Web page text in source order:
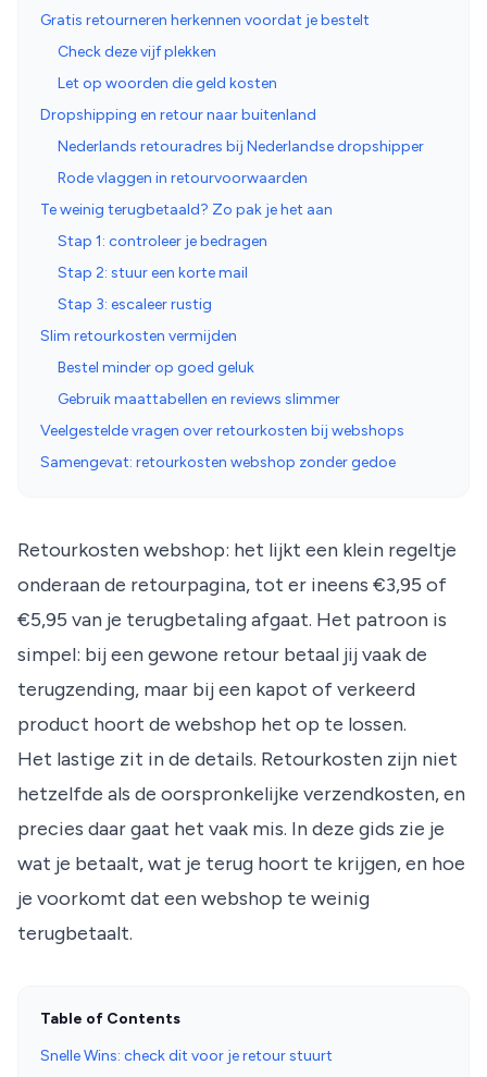
Gratis retourneren herkennen voordat je bestelt
Check deze vijf plekken
Let op woorden die geld kosten
Dropshipping en retour naar buitenland
Nederlands retouradres bij Nederlandse dropshipper
Rode vlaggen in retourvoorwaarden
Te weinig terugbetaald? Zo pak je het aan
Stap 1: controleer je bedragen
Stap 2: stuur een korte mail
Stap 3: escaleer rustig
Slim retourkosten vermijden
Bestel minder op goed geluk
Gebruik maattabellen en reviews slimmer
Veelgestelde vragen over retourkosten bij webshops
Samengevat: retourkosten webshop zonder gedoe
Retourkosten webshop: het lijkt een klein regeltje
onderaan de retourpagina, tot er ineens €3,95 of
€5,95 van je terugbetaling afgaat. Het patroon is
simpel: bij een gewone retour betaal jij vaak de
terugzending, maar bij een kapot of verkeerd
product hoort de webshop het op te lossen.
Het lastige zit in de details. Retourkosten zijn niet
hetzelfde als de oorspronkelijke verzendkosten, en
precies daar gaat het vaak mis. In deze gids zie je
wat je betaalt, wat je terug hoort te krijgen, en hoe
je voorkomt dat een webshop te weinig
terugbetaalt.
Table of Contents
Snelle Wins: check dit voor je retour stuurt